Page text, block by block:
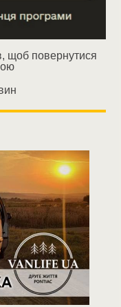
щоб повернутися